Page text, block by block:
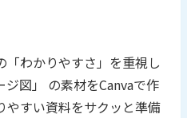
わかりやすさ」を重視し
図」 の素材をCanvaで作
やすい資料をサクッと準備